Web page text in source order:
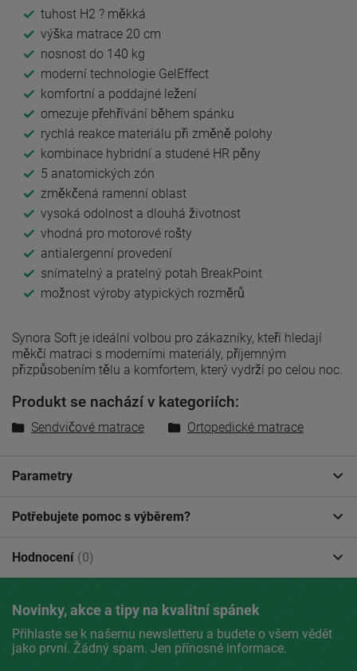
tuhost H2 ? měkká
výška matrace 20 cm
nosnost do 140 kg
moderní technologie GelEffect
komfortní a poddajné ležení
omezuje přehřívání během spánku
rychlá reakce materiálu při změně polohy
kombinace hybridní a studené HR pěny
5 anatomických zón
změkčená ramenní oblast
vysoká odolnost a dlouhá životnost
vhodná pro motorové rošty
antialergenní provedení
snímatelný a pratelný potah BreakPoint
možnost výroby atypických rozměrů
Synora Soft je ideální volbou pro zákazníky, kteří hledají
měkčí matraci s moderními materiály, příjemným
přizpůsobením tělu a komfortem, který vydrží po celou noc.
Produkt se nachází v kategoriích:
Sendvičové matrace Ortopedické matrace
Parametry
Potřebujete pomoc s výběrem?
Hodnocení (0)
Novinky, akce a tipy na kvalitní spánek
Přihlaste se k našemu newsletteru a budete o všem vědět
jako první. Žádný spam. Jen přínosné informace.